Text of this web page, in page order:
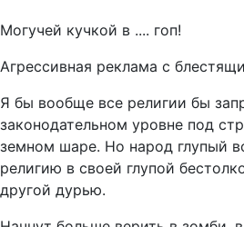
Могучей кучкой в .... гоп!
Агрессивная реклама с
Я бы вообще все религии бы
законодательном уровне под
земном шаре. Но народ глупый
религию в своей глупой
другой дурью.